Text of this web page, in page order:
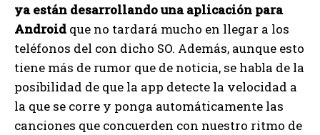
ya están desarrollando una aplicación para
Android que no tardará mucho en llegar a los
teléfonos del con dicho SO. Además, aunque esto
tiene más de rumor que de noticia, se habla de la
posibilidad de que la app detecte la velocidad a
la que se corre y ponga automáticamente las
canciones que concuerden con nuestro ritmo de